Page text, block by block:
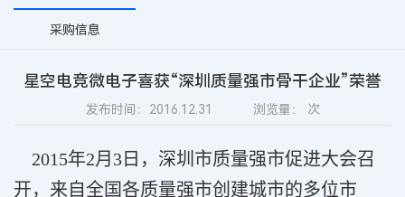
采购信息
星空电竞微电子喜获“深圳质量强市骨干企业”荣誉
发布时间：2016.12.31 浏览量： 次
2015年2月3日，深圳市质量强市促进大会召
开，来自全国各质量强市创建城市的多位市